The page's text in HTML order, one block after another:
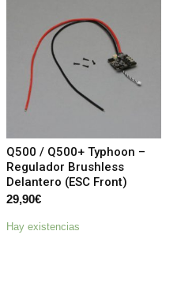
Q500 / Q500+ Typhoon –
Regulador Brushless
Delantero (ESC Front)
29,90€
Hay existencias